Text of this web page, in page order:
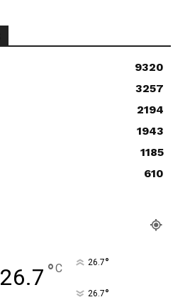
9320
3257
2194
1943
1185
610
26.7 °C 26.7°
26.7°